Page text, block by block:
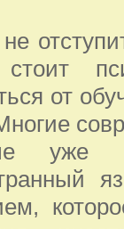
от
уже